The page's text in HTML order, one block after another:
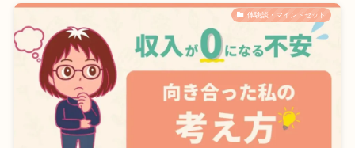
体験談・マインドセット